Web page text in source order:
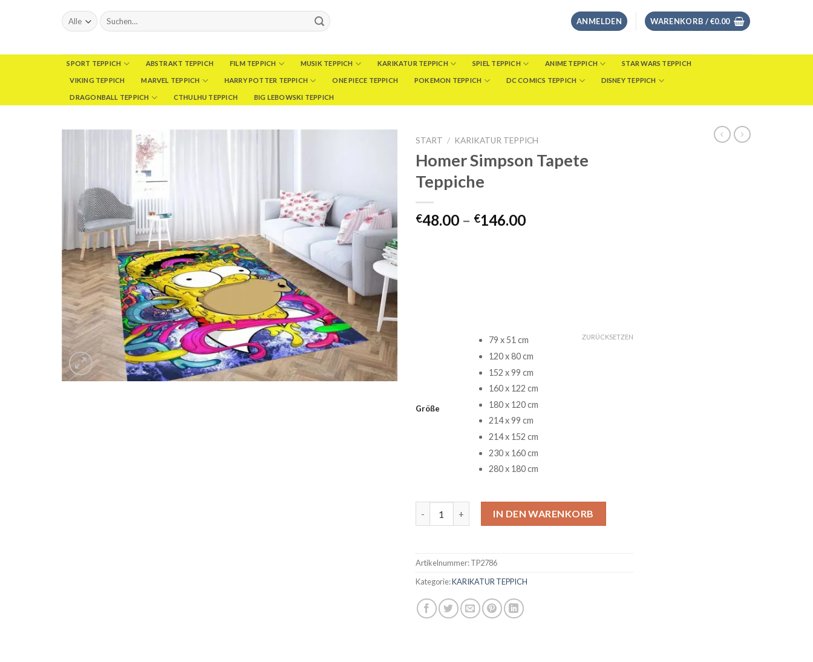
Suchen
nach:
ANMELDEN WARENKORB /€0.00
SPORT TEPPICH ABSTRAKT TEPPICH FILM TEPPICH MUSIK TEPPICH KARIKATUR TEPPICH SPIEL TEPPICH ANIME TEPPICH STAR WARS TEPPICH
VIKING TEPPICH MARVEL TEPPICH HARRY POTTER TEPPICH ONE PIECE TEPPICH POKEMON TEPPICH DC COMICS TEPPICH DISNEY TEPPICH
DRAGONBALL TEPPICH CTHULHU TEPPICH BIG LEBOWSKI TEPPICH
START / KARIKATUR TEPPICH
Homer Simpson Tapete
Teppiche
€48.00 – €146.00Preisspanne:
Größe
79 x 51 cm
120 x 80 cm
152 x 99 cm
160 x 122 cm
180 x 120 cm
214 x 99 cm
214 x 152 cm
230 x 160 cm
280 x 180 cm
ZURÜCKSETZEN
IN DEN WARENKORB
Artikelnummer:TP2786
Kategorie:KARIKATUR TEPPICH